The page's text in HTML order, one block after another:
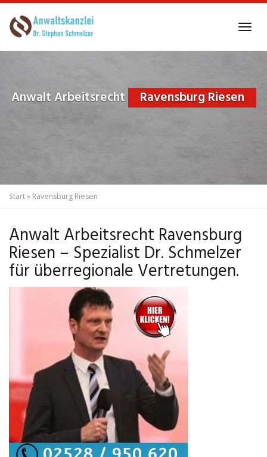
to
Anwalt Arbeitsrecht Ravensburg Riesen
Start» Ravensburg Riesen
Anwalt Arbeitsrecht Ravensburg
Riesen – Spezialist Dr. Schmelzer
für überregionale Vertretungen.